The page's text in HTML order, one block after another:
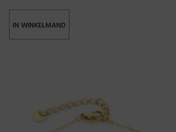
IN WINKELMAND